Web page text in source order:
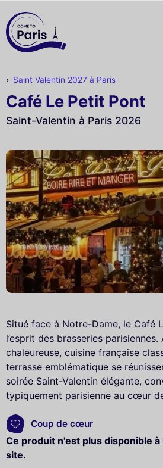
Saint Valentin 2027 à Paris
Café Le Petit Pont
Saint-Valentin à Paris 2026
Situé face à Notre-Dame, le Café
l’esprit des brasseries parisiennes.
chaleureuse, cuisine française
terrasse emblématique se
soirée Saint-Valentin élégante,
typiquement parisienne au cœur
Coup de cœur
Ce produit n'est plus disponible
site.